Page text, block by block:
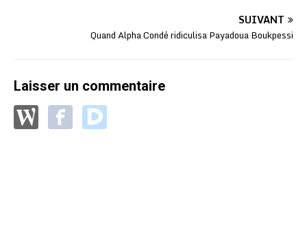
SUIVANT
Quand Alpha Condé ridiculisa Payadoua Boukpessi
Laisser un commentaire